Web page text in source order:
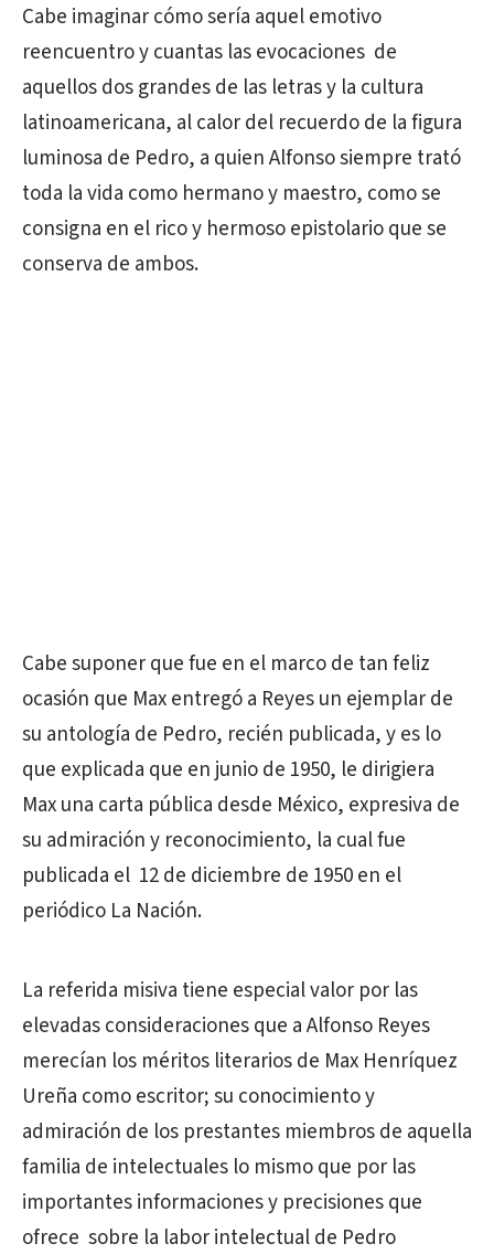
Cabe imaginar cómo sería aquel emotivo
reencuentro y cuantas las evocaciones de
aquellos dos grandes de las letras y la cultura
latinoamericana, al calor del recuerdo de la figura
luminosa de Pedro, a quien Alfonso siempre trató
toda la vida como hermano y maestro, como se
consigna en el rico y hermoso epistolario que se
conserva de ambos.
Cabe suponer que fue en el marco de tan feliz
ocasión que Max entregó a Reyes un ejemplar de
su antología de Pedro, recién publicada, y es lo
que explicada que en junio de 1950, le dirigiera
Max una carta pública desde México, expresiva de
su admiración y reconocimiento, la cual fue
publicada el 12 de diciembre de 1950 en el
periódico La Nación.
La referida misiva tiene especial valor por las
elevadas consideraciones que a Alfonso Reyes
merecían los méritos literarios de Max Henríquez
Ureña como escritor; su conocimiento y
admiración de los prestantes miembros de aquella
familia de intelectuales lo mismo que por las
importantes informaciones y precisiones que
ofrece sobre la labor intelectual de Pedro